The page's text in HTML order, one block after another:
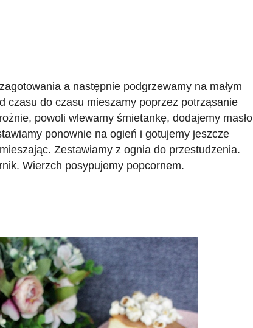
a następnie podgrzewamy na małym
czasu do czasu mieszamy poprzez potrząsanie
powoli wlewamy śmietankę, dodajemy masło
ponownie na ogień i gotujemy jeszcze
Zestawiamy z ognia do przestudzenia.
Wierzch posypujemy popcornem.